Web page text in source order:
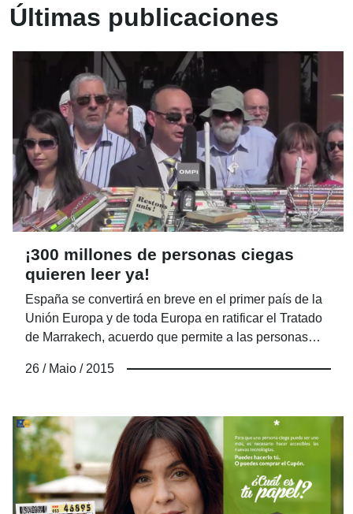
Últimas publicaciones
¡300 millones de personas ciegas
quieren leer ya!
España se convertirá en breve en el primer país de la
Unión Europa y de toda Europa en ratificar el Tratado
de Marrakech, acuerdo que permite a las personas
problemas de derechos de autor.
26 / Maio / 2015